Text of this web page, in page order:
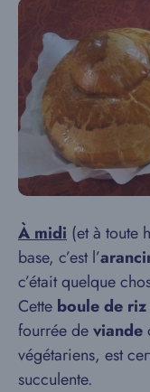
À midi (et à toute
base, c’est l’
c’était quelque
Cette boule de
fourrée deviande
végétariens, est
succulente.